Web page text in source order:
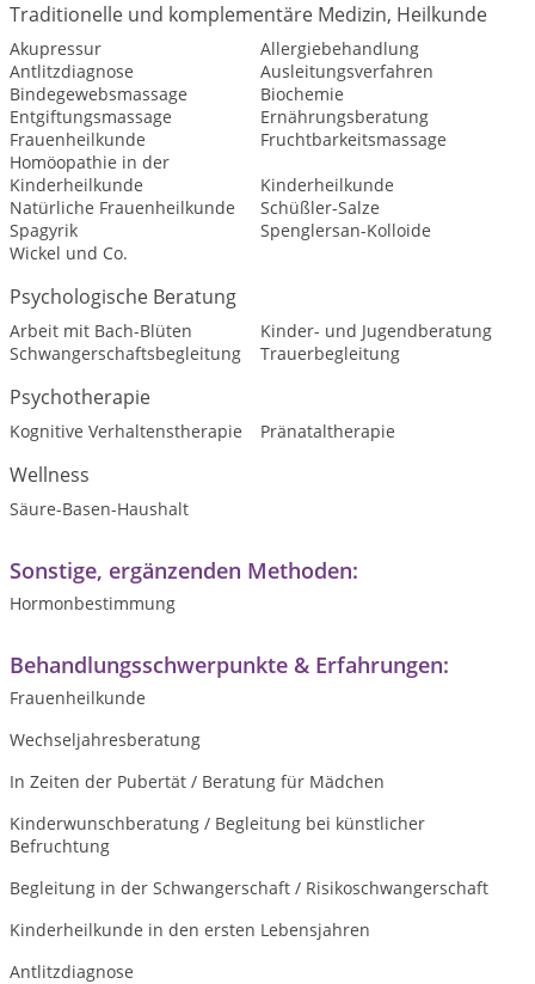
Traditionelle und komplementäre Medizin, Heilkunde
Akupressur
Allergiebehandlung
Antlitzdiagnose
Ausleitungsverfahren
Bindegewebsmassage
Biochemie
Entgiftungsmassage
Ernährungsberatung
Frauenheilkunde
Fruchtbarkeitsmassage
Homöopathie in der
Kinderheilkunde
Kinderheilkunde
Natürliche Frauenheilkunde
Schüßler-Salze
Spagyrik
Spenglersan-Kolloide
Wickel und Co.
Psychologische Beratung
Arbeit mit Bach-Blüten
Kinder- und Jugendberatung
Schwangerschaftsbegleitung
Trauerbegleitung
Psychotherapie
Kognitive Verhaltenstherapie Pränataltherapie
Wellness
Säure-Basen-Haushalt
Sonstige, ergänzenden Methoden:
Hormonbestimmung
Behandlungsschwerpunkte & Erfahrungen:
Frauenheilkunde
Wechseljahresberatung
In Zeiten der Pubertät / Beratung für Mädchen
Kinderwunschberatung / Begleitung bei künstlicher
Befruchtung
Begleitung in der Schwangerschaft / Risikoschwangerschaft
Kinderheilkunde in den ersten Lebensjahren
Antlitzdiagnose